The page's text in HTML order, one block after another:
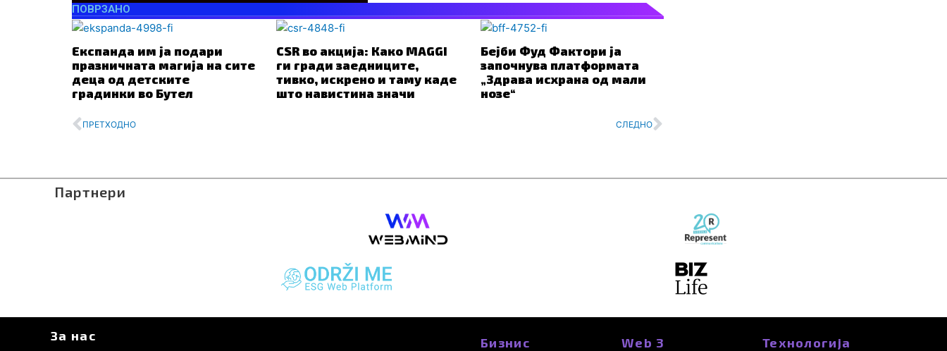
ПОВРЗАНО
Експанда им ја подари
празничната магија на сите
деца од детските
градинки во Бутел
CSR во акција: Како MAGGI
ги гради заедниците,
тивко, искрено и таму каде
што навистина значи
Бејби Фуд Фактори ја
започнува платформата
„Здрава исхрана од мали
нозе“
Prev
ПРЕТХОДНО СЛЕДНОNext
Партнери
За нас
Бизнис
Web 3 Технологија